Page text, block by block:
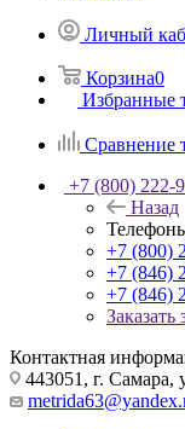
Личный
Корзина0
Избранные
Сравнение
+7 (800) 222-
Назад
+7 (800)
+7 (846)
+7 (846)
Заказать
Контактная
443051, г.